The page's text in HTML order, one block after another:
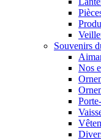
Souvenirs
Nos